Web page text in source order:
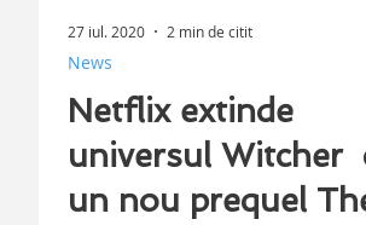
Netflix extinde
universul Witcher
un nou prequel
News
27 iul. 2020 2 min de citit